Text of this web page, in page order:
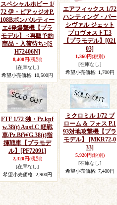
スペシャルホビー 1/
72 伊・ピアッジオP.
108Bボンバルティー
エ4発爆撃機【プラ
モデル】 <再販予約
商品・入荷待ち>[S
H72406N]
8,400円(税別)
[在庫なし]
希望小売価格: 10,500円
エアフィックス 1/72
ハンティング・パー
シヴァル ジェット
プロヴォストT.3
【プラモデル】
[021
03]
1,360円(税別)
[在庫なし]
希望小売価格: 1,700円
FTF 1/72 独・Pz.kpf
w.38(t) Ausf.C 軽戦
車/Pz.BfWG.38(t)指
揮戦車【プラモデ
ル】
[PF72091]
2,320円(税別)
[在庫なし]
希望小売価格: 2,900円
ミクロミル 1/72 ブ
ローム & フォス P.1
93対地攻撃機【プラ
モデル】
[MKR72-0
33]
5,920円(税別)
[在庫なし]
希望小売価格: 7,400円